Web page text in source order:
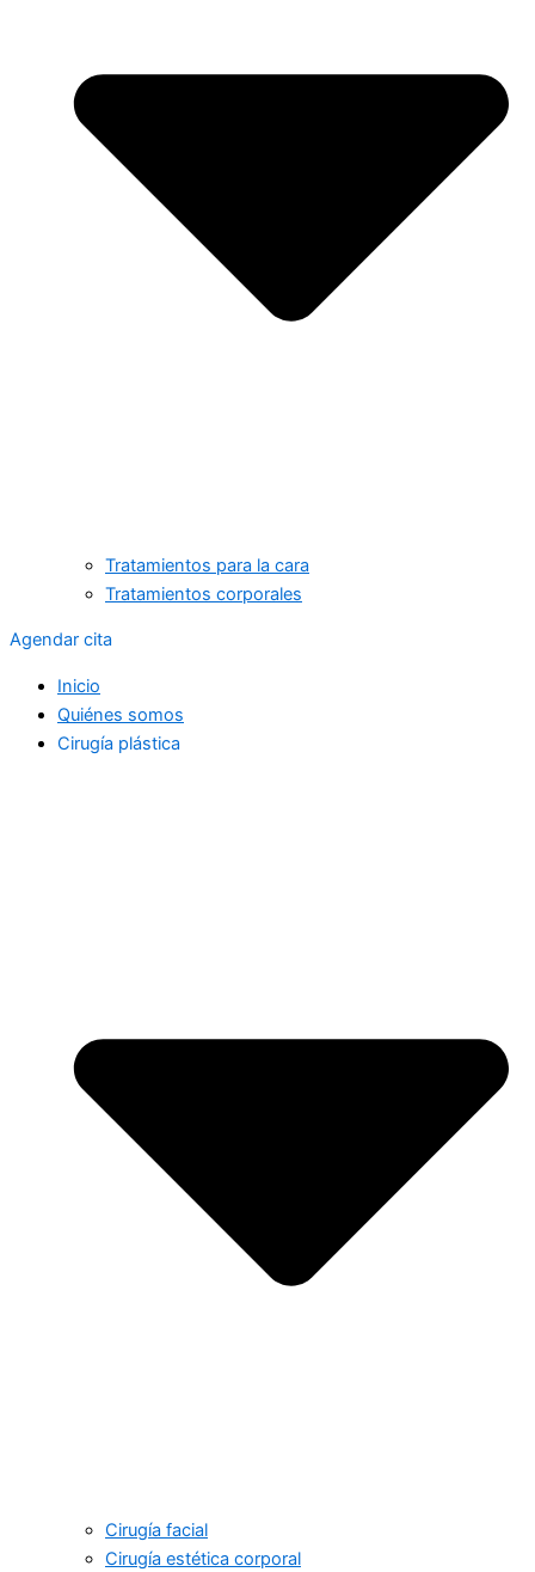
Tratamientos para la cara
Tratamientos corporales
Agendar cita
Inicio
Quiénes somos
Cirugía plástica
Cirugía facial
Cirugía estética corporal